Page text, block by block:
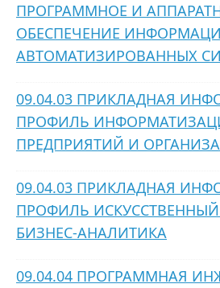
ПРОГРАММНОЕ И
ОБЕСПЕЧЕНИЕ
АВТОМАТИЗИРОВАННЫХ
09.04.03 ПРИКЛАДНАЯ
ПРОФИЛЬ
ПРЕДПРИЯТИЙ И
09.04.03 ПРИКЛАДНАЯ
ПРОФИЛЬ
БИЗНЕС-АНАЛИТИКА
09.04.04 ПРОГРАММНАЯ